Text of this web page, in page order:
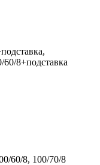
60/8+подставка
60/8, 100/70/8